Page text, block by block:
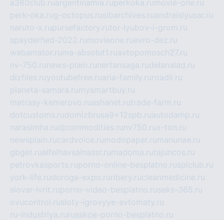
a380club.ruargentinamia.ruperkoka.ru movie-one.ru
perk-oka.rug-octopus.rusibarchives.ruandreislyusar.ru
naruto-x.rupursefactory.rutor-lyubov-i-grom.ru
spayderhed-2022.ru movieone.ruevro-dez.ru
webamator.ru ma-absolut1.ruavtopomosch27.ru
nv-750.ru news-plain.ru nertansaga.rudelanalad.ru
dizfiles.ruyoutubefree.ruaria-family.ru roadli.ru
planeta-samara.ru mysmartbuy.ru
matrasy-kemerovo.ruashanet.rutrade-farm.ru
dotcustoms.rudomizbrusa9x12spb.ruautodamp.ru
narasimha.rudjcommodities.ru nv750.rux-ton.ru
newsplain.rucardvoice.ru modopaper.ru manunae.ru
gbget.rualfeihavsalnassr.ru madoma.rutajuncos.ru
petrovkasports.ruporno-online-besplatno.rusplclub.ru
york-life.rudoroga-expo.ru ribery.rucleanmedicine.ru
slovar-ivrit.ruporno-video-besplatno.ruseks-365.ru
ovucontrol.rusloty-igrovyye-avtomaty.ru
ru-industriya.ru russkoe-porno-besplatno.ru